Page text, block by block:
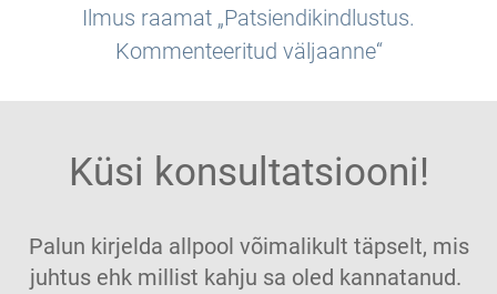
Ilmus raamat „Patsiendikindlustus.
Kommenteeritud väljaanne“
Küsi konsultatsiooni!
Palun kirjelda allpool võimalikult täpselt, mis
juhtus ehk millist kahju sa oled kannatanud.